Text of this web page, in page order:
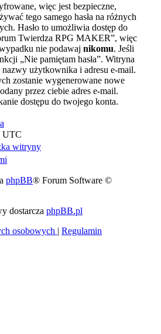
więc jest bezpieczne,
tego samego hasła na różnych
Hasło to umożliwia dostęp do
Twierdza RPG MAKER”, więc
nie podawaj nikomu. Jeśli
„Nie pamiętam hasła”. Witryna
użytkownika i adresu e-mail.
zostanie wygenerowane nowe
przez ciebie adres e-mail.
dostępu do twojego konta.
UTC
witryny
phpBB® Forum Software ©
dostarcza phpBB.pl
osobowych | Regulamin